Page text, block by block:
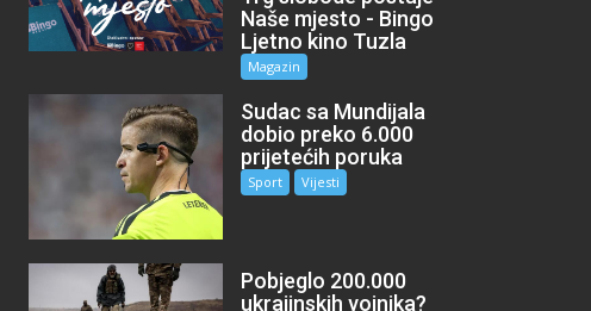
Naše mjesto - Bingo
Ljetno kino Tuzla
Magazin
Sudac sa Mundijala
dobio preko 6.000
prijetećih poruka
Sport Vijesti
Pobjeglo 200.000
ukrajinskih vojnika?